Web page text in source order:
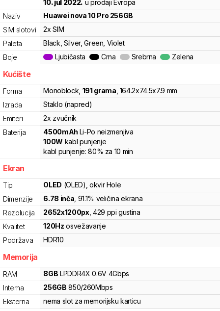
10. jul 2022. u prodaji Evropa
Naziv
Huawei nova 10 Pro 256GB
SIM slotovi
2x SIM
Paleta
Black, Silver, Green, Violet
Boje
Ljubičasta Crna Srebrna Zelena
Kućište
Forma Monoblock 191 grama 164.2x74.5x7.9 mm
Izrada
Staklo (napred)
Emiteri
2x zvučnik
Baterija
4500mAh Li-Po neizmenjiva
100W kabl punjenje
kabl punjenje:80% za 10 min
Ekran
Tip OLED (OLED) , okvir Hole
Dimenzije
6.78 inča , 91.1% veličina ekrana
Rezolucija
2652x1200px, 429 ppi gustina
Kvalitet
120Hz osvežavanje
Podržava
HDR10
Memorija
RAM 8GB LPDDR4X 0.6V 4Gbps
Interna
256GB 850/260Mbps
Eksterna
nema slot za memorijsku karticu